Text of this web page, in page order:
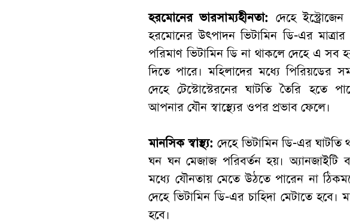
হরমোনের ভারসাম্যহীনতা: দেহে
হরমোনের উৎপাদন ভিটামিন ডি-এর মাত্রার
পরিমাণ ভিটামিন ডি না থাকলে দেহে এ সব
দিতে পারে। মহিলাদের মধ্যে পিরিয়ডের
দেহে টেস্টোস্টেরনের ঘাটতি তৈরি হতে
আপনার যৌন স্বাস্থ্যের ওপর প্রভাব ফেলে।
মানসিক স্বাস্থ্য: দেহে ভিটামিন ডি-এর
ঘন ঘন মেজাজ পরিবর্তন হয়। অ্যানজাইটি
মধ্যে যৌনতায় মেতে উঠতে পারেন না
দেহে ভিটামিন ডি-এর চাহিদা মেটাতে হবে।
হবে।